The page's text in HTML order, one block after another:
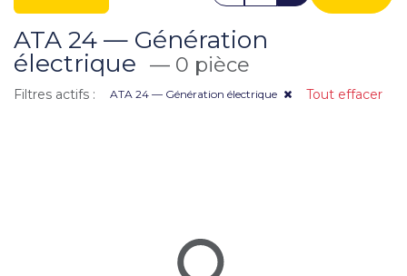
ATA 24 — Génération
électrique — 0 pièce
Filtres actifs : ATA 24 — Génération électrique Tout effacer